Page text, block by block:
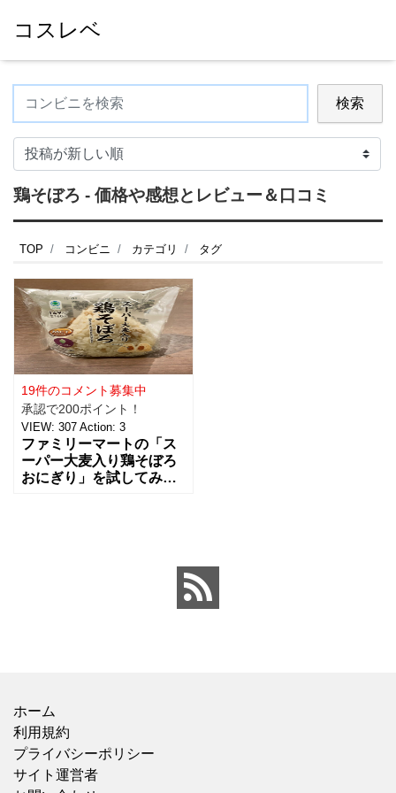
コスレベ
検索
鶏そぼろ - 価格や感想とレビュー＆口コミ
TOP コンビニ カテゴリ タグ
19件のコメント募集中
承認で200ポイント！
VIEW: 307 Action: 3
ファミリーマートの「ス
ーパー大麦入り鶏そぼろ
おにぎり」を試してみま
ホーム
利用規約
プライバシーポリシー
サイト運営者